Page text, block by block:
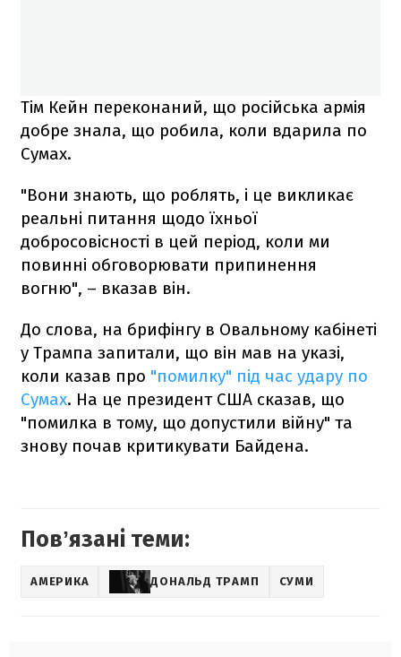
Тім Кейн переконаний, що російська армія
добре знала, що робила, коли вдарила по
Сумах.
"Вони знають, що роблять, і це викликає
реальні питання щодо їхньої
добросовісності в цей період, коли ми
повинні обговорювати припинення
вогню", – вказав він.
До слова, на брифінгу в Овальному кабінеті
у Трампа запитали, що він мав на указі,
коли казав про "помилку" під час удару по
Сумах. На це президент США сказав, що
"помилка в тому, що допустили війну" та
знову почав критикувати Байдена.
Повʼязані теми:
АМЕРИКА ДОНАЛЬД ТРАМП СУМИ